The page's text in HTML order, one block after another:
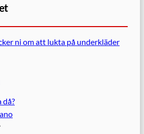
ni om att lukta på underkläder
då?